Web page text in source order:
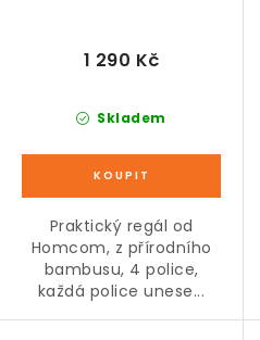
Skladem
1 290 Kč
Praktický regál od
Homcom, z přírodního
bambusu, 4 police,
každá police unese...